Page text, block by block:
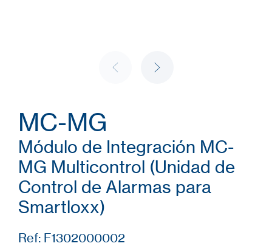
MC-MG
Módulo de Integración MC-
MG Multicontrol (Unidad de
Control de Alarmas para
Smartloxx)
Ref: F1302000002